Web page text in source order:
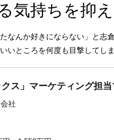
気持ちを抑
なんか好きにならない」と志
いところを何度も目撃してし
クス」マーケティング担
社